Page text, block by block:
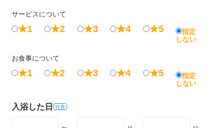
サービスについて
★1 ★2 ★3 ★4 ★5
指定
しない
お食事について
★1 ★2 ★3 ★4 ★5
指定
しない
入浴した日 任意